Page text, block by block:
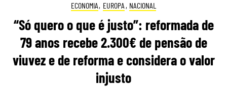
ECONOMIA, EUROPA , NACIONAL
“Só quero o que é justo”: reformada de
79 anos recebe 2.300€ de pensão de
viuvez e de reforma e considera o valor
injusto